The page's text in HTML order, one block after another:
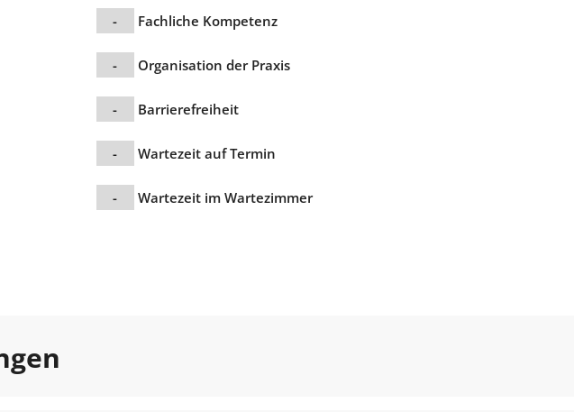
- Fachliche Kompetenz
- Organisation der Praxis
- Barrierefreiheit
- Wartezeit auf Termin
- Wartezeit im Wartezimmer